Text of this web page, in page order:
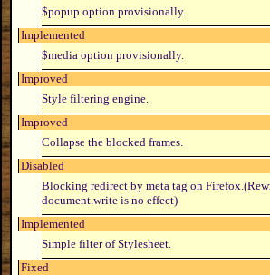
$popup option provisionally.
Implemented
$media option provisionally.
Improved
Style filtering engine.
Improved
Collapse the blocked frames.
Disabled
Blocking redirect by meta tag on
document.write is no effect)
Implemented
Simple filter of Stylesheet.
Fixed